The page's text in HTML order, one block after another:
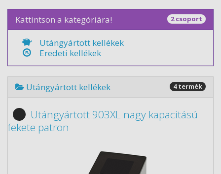
Kattintson a kategóriára! 2 csoport
Utángyártott kellékek
Eredeti kellékek
Utángyártott kellékek 4 termék
Utángyártott 903XL nagy kapacitású
fekete patron